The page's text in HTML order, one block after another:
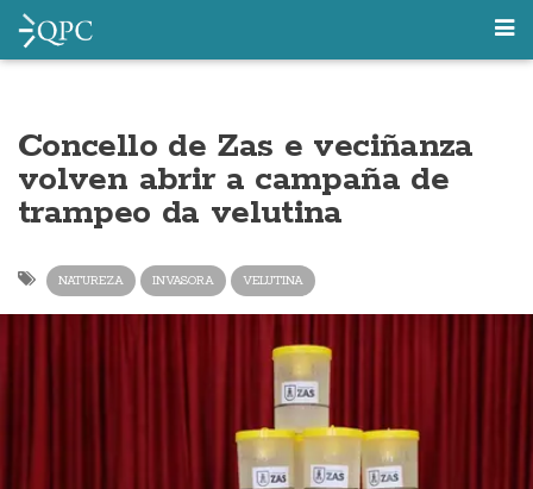
Concello de Zas e veciñanza
volven abrir a campaña de
trampeo da velutina
NATUREZA INVASORA VELUTINA